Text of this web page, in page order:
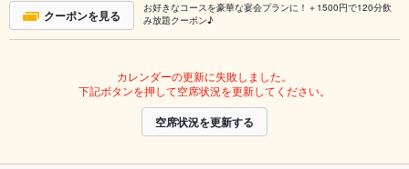
クーポンを見る
お好きなコースを豪華な宴会プランに！＋1500円で120分飲
み放題クーポン♪
カレンダーの更新に失敗しました。
下記ボタンを押して空席状況を更新してください。
空席状況を更新する